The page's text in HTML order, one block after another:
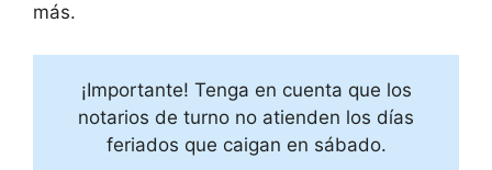
más.
¡Importante! Tenga en cuenta que los
notarios de turno no atienden los días
feriados que caigan en sábado.